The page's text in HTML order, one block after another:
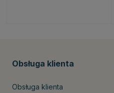
Obsługa klienta
Obsługa klienta